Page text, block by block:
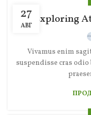
27
АВГ Exploring
Vivamus enim
suspendisse cras